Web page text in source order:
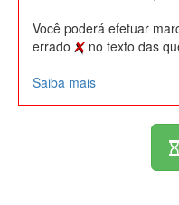
Você poderá efetuar
errado
no texto das
Saiba mais